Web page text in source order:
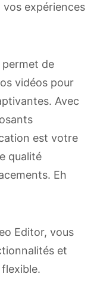
expériences
de
vidéos pour
Avec
est votre
qualité
Eh
Editor, vous
et